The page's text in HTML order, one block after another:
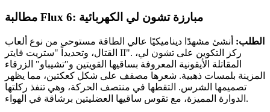
مطالبة Flux 6: مبارزة تشون لي الكهربائية
الطلب: أنشئ مشهدًا ديناميكيًا عالي الطاقة مستوحى من نوع ألعاب
القتال، وتحديداً "ستريت فايتر II". ركز التكوين على تشون لي،
المقاتلة الأيقونية المعروفة بساقيها القويتين و"تشيباو" الزرقاء
المزينة بلمسات ذهبية. شعرها مصفف على شكل كعكتين، مما يظهر
تصميمها الشرس. التقطها في منتصف الحركة، وهي تنفذ ركلتها
الدوارة المميزة، مع تقوس ساقيها العضليتين برشاقة في الهواء.